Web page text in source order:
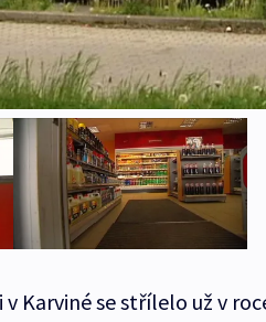
Karviné se střílelo už v